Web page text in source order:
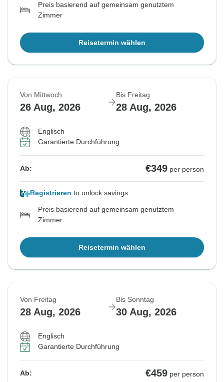
Preis basierend auf gemeinsam genutztem
Zimmer
Reisetermin wählen
Von Mittwoch
26 Aug, 2026
Bis Freitag
28 Aug, 2026
Englisch
Garantierte Durchführung
Ab: €349 per person
Registrieren to unlock savings
Preis basierend auf gemeinsam genutztem
Zimmer
Reisetermin wählen
Von Freitag
28 Aug, 2026
Bis Sonntag
30 Aug, 2026
Englisch
Garantierte Durchführung
Ab: €459 per person